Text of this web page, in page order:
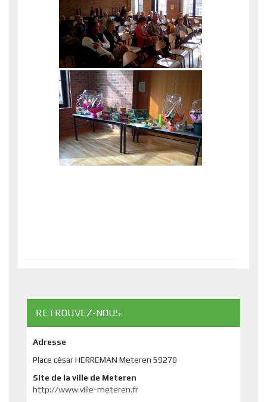
RETROUVEZ-NOUS
Adresse
Place césar HERREMAN Meteren 59270
Site de la ville de Meteren
http://www.ville-meteren.fr